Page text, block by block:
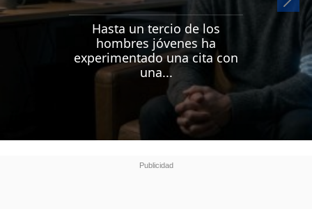
Hasta un tercio de los
hombres jóvenes ha
experimentado una cita con
una...